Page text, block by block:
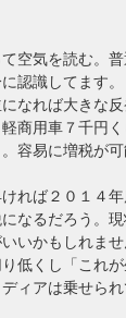
空気を読む。
認識してます
なれば大きな
商用車７千円
容易に増税が可
れば２０１４
なるだろう。
いかもしれま
低くし「これ
ィアは乗せられ